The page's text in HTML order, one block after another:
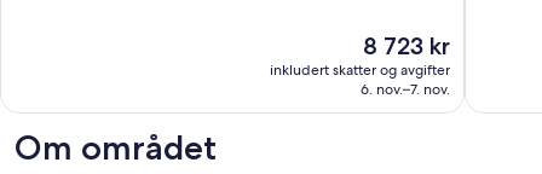
Prisen
er
8 723 kr
8 723 kr
inkludert skatter og avgifter
6. nov.–7. nov.
Om området